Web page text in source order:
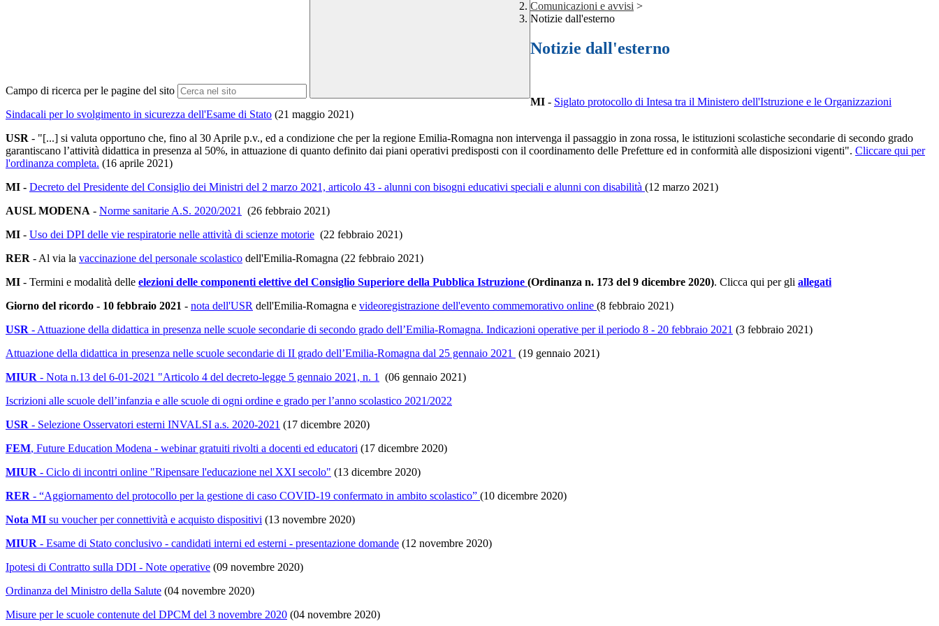
Campo di ricerca per le pagine del sito
Comunicazioni e avvisi >
Notizie dall'esterno
Notizie dall'esterno
MI - Siglato protocollo di Intesa tra il Ministero dell'Istruzione e le Organizzazioni
Sindacali per lo svolgimento in sicurezza dell'Esame di Stato (21 maggio 2021)
USR - "[...] si valuta opportuno che, fino al 30 Aprile p.v., ed a condizione che per la regione Emilia-Romagna non intervenga il passaggio in zona rossa, le istituzioni scolastiche secondarie di secondo grado
garantiscano l’attività didattica in presenza al 50%, in attuazione di quanto definito dai piani operativi predisposti con il coordinamento delle Prefetture ed in conformità alle disposizioni vigenti". Cliccare qui per
l'ordinanza completa. (16 aprile 2021)
MI - Decreto del Presidente del Consiglio dei Ministri del 2 marzo 2021, articolo 43 - alunni con bisogni educativi speciali e alunni con disabilità (12 marzo 2021)
AUSL MODENA - Norme sanitarie A.S. 2020/2021
(26 febbraio 2021)
MI - Uso dei DPI delle vie respiratorie nelle attività di scienze motorie (22 febbraio 2021)
RER - Al via la vaccinazione del personale scolastico dell'Emilia-Romagna (22 febbraio 2021)
MI - Termini e modalità delle elezioni delle componenti elettive del Consiglio Superiore della Pubblica Istruzione (Ordinanza n. 173 del 9 dicembre 2020). Clicca qui per gli allegati
Giorno del ricordo - 10 febbraio 2021 - nota dell'USR dell'Emilia-Romagna e videoregistrazione dell'evento commemorativo online (8 febbraio 2021)
USR - Attuazione della didattica in presenza nelle scuole secondarie di secondo grado dell’Emilia-Romagna. Indicazioni operative per il periodo 8 - 20 febbraio 2021 (3 febbraio 2021)
Attuazione della didattica in presenza nelle scuole secondarie di II grado dell’Emilia-Romagna dal 25 gennaio 2021
(19 gennaio 2021)
MIUR - Nota n.13 del 6-01-2021 "Articolo 4 del decreto-legge 5 gennaio 2021, n. 1
(06 gennaio 2021)
Iscrizioni alle scuole dell’infanzia e alle scuole di ogni ordine e grado per l’anno scolastico 2021/2022
USR - Selezione Osservatori esterni INVALSI a.s. 2020-2021 (17 dicembre 2020)
FEM, Future Education Modena - webinar gratuiti rivolti a docenti ed educatori (17 dicembre 2020)
MIUR - Ciclo di incontri online "Ripensare l'educazione nel XXI secolo" (13 dicembre 2020)
RER - “Aggiornamento del protocollo per la gestione di caso COVID-19 confermato in ambito scolastico” (10 dicembre 2020)
Nota MI su voucher per connettività e acquisto dispositivi (13 novembre 2020)
MIUR - Esame di Stato conclusivo - candidati interni ed esterni - presentazione domande (12 novembre 2020)
Ipotesi di Contratto sulla DDI - Note operative (09 novembre 2020)
Ordinanza del Ministro della Salute (04 novembre 2020)
Misure per le scuole contenute del DPCM del 3 novembre 2020 (04 novembre 2020)